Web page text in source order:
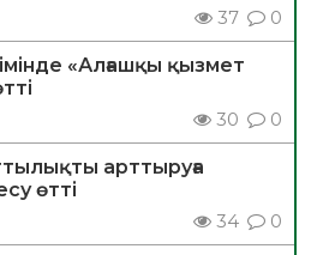
37 0
«Алғашқы қызмет
30 0
арттыруға
өтті
34 0